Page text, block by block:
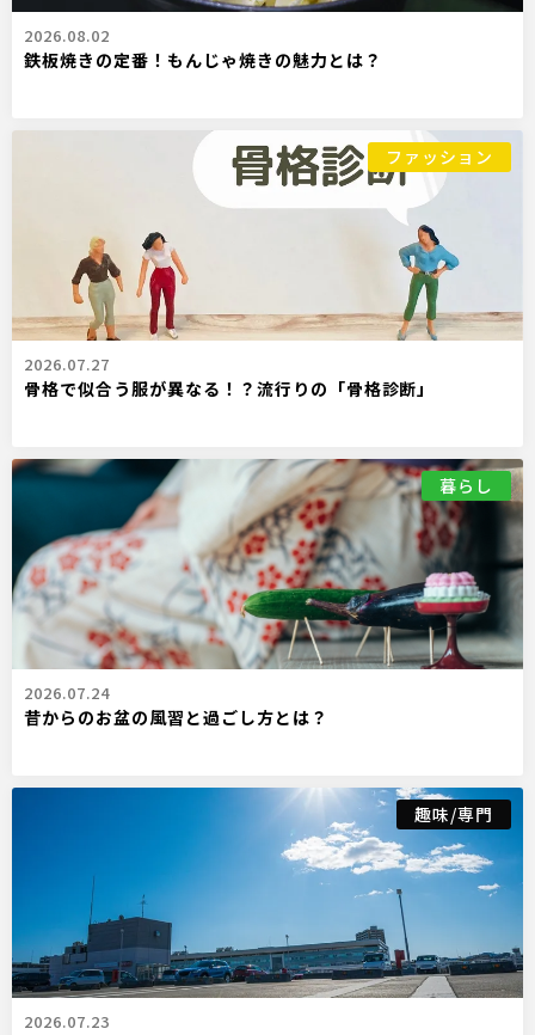
2026.08.02
鉄板焼きの定番！もんじゃ焼きの魅力とは？
ファッション
2026.07.27
骨格で似合う服が異なる！？流行りの「骨格診断」
暮らし
2026.07.24
昔からのお盆の風習と過ごし方とは？
趣味/専門
2026.07.23